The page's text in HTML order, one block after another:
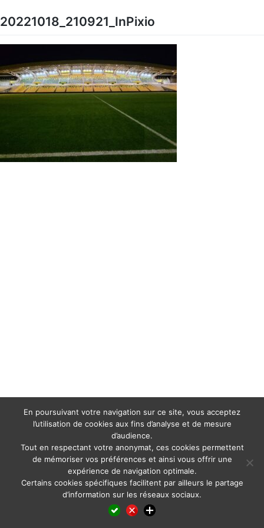
content
20221018_210921_InPixio
LinkedIn
X WhatsAppPinterest
En poursuivant votre navigation sur ce site, vous acceptez
l’utilisation de cookies aux fins d’analyse et de mesure
d’audience.
Tout en respectant votre anonymat, ces cookies permettent
de mémoriser vos préférences et ainsi vous offrir une
expérience de navigation optimale.
Certains cookies spécifiques facilitent par ailleurs le partage
d’information sur les réseaux sociaux.